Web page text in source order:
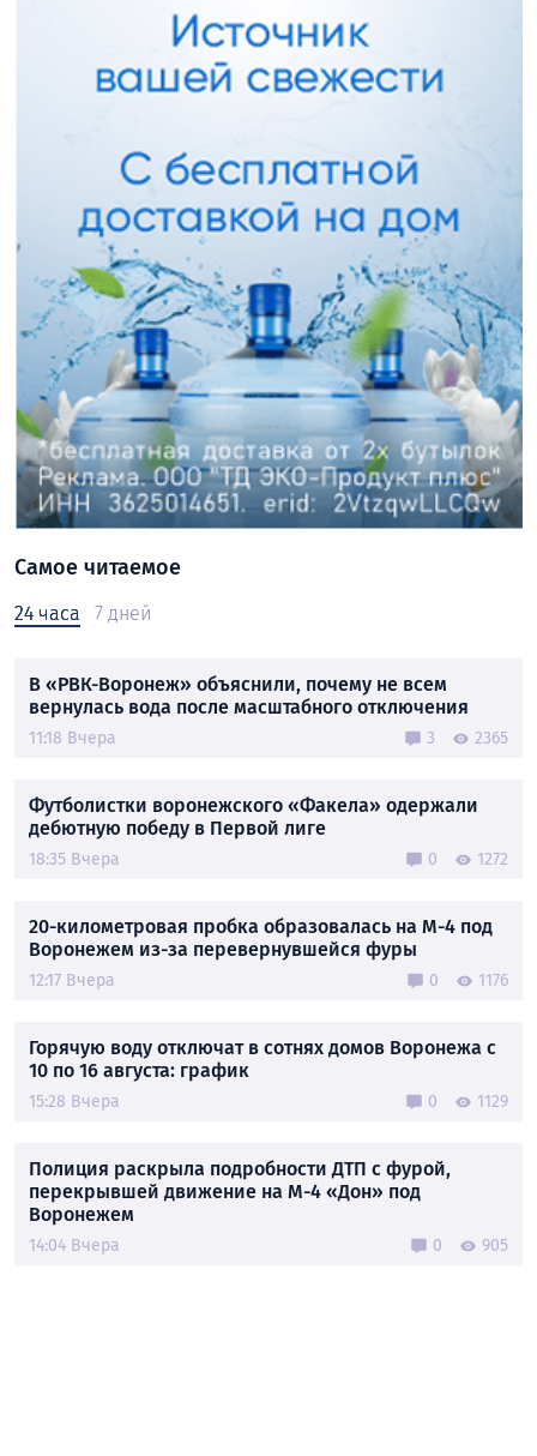
Самое читаемое
24 часа 7 дней
В «РВК-Воронеж» объяснили, почему не всем
вернулась вода после масштабного отключения
11:18 Вчера 3 2365
Футболистки воронежского «Факела» одержали
дебютную победу в Первой лиге
18:35 Вчера 0 1272
20-километровая пробка образовалась на М-4 под
Воронежем из-за перевернувшейся фуры
12:17 Вчера 0 1176
Горячую воду отключат в сотнях домов Воронежа с
10 по 16 августа: график
15:28 Вчера 0 1129
Полиция раскрыла подробности ДТП с фурой,
перекрывшей движение на М-4 «Дон» под
Воронежем
14:04 Вчера 0 905